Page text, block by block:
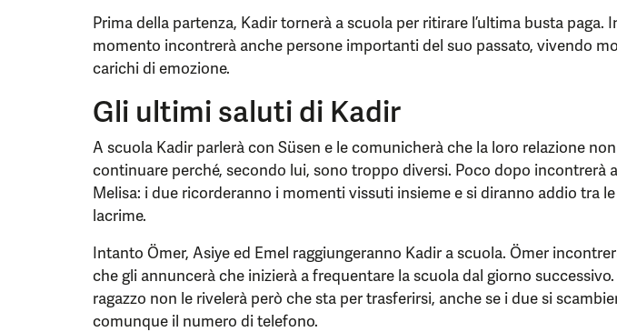
Prima della partenza, Kadir tornerà a scuola per ritirare l’ultima busta paga.
momento incontrerà anche persone importanti del suo passato, vivendo
carichi di emozione.
Gli ultimi saluti di Kadir
A scuola Kadir parlerà con Süsen e le comunicherà che la loro relazione
continuare perché, secondo lui, sono troppo diversi. Poco dopo incontrerà
Melisa: i due ricorderanno i momenti vissuti insieme e si diranno addio tra le
lacrime.
Intanto Ömer, Asiye ed Emel raggiungeranno Kadir a scuola. Ömer
che gli annuncerà che inizierà a frequentare la scuola dal giorno successivo.
ragazzo non le rivelerà però che sta per trasferirsi, anche se i due si
comunque il numero di telefono.